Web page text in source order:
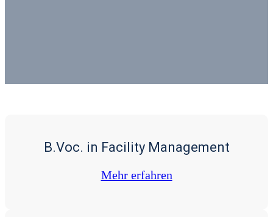
B.Voc. in Facility Management
Mehr erfah­ren